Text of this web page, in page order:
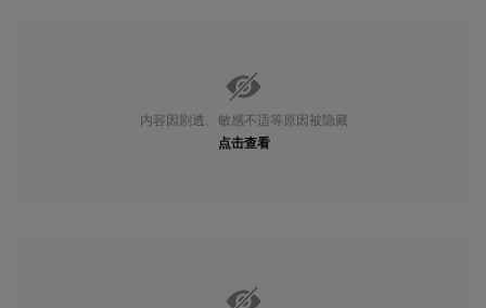
内容因剧透、敏感不适等原因被隐藏
点击查看